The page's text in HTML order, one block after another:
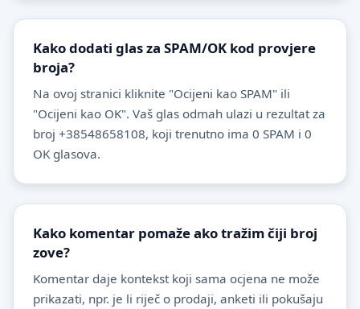
Kako dodati glas za SPAM/OK kod provjere
broja?
Na ovoj stranici kliknite "Ocijeni kao SPAM" ili
"Ocijeni kao OK". Vaš glas odmah ulazi u rezultat za
broj +38548658108, koji trenutno ima 0 SPAM i 0
OK glasova.
Kako komentar pomaže ako tražim čiji broj
zove?
Komentar daje kontekst koji sama ocjena ne može
prikazati, npr. je li riječ o prodaji, anketi ili pokušaju